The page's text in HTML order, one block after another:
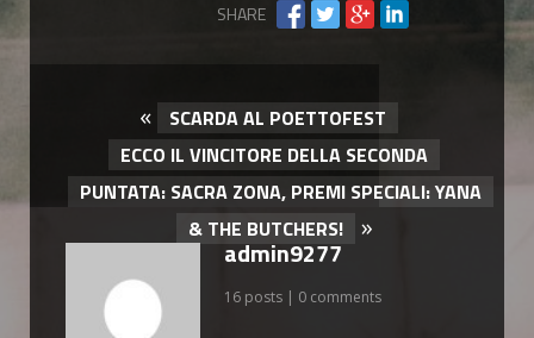
SHARE
«
SCARDA AL POETTOFEST
ECCO IL VINCITORE DELLA SECONDA
PUNTATA: SACRA ZONA, PREMI SPECIALI: YANA
& THE BUTCHERS!
»
admin9277
16 posts | 0 comments